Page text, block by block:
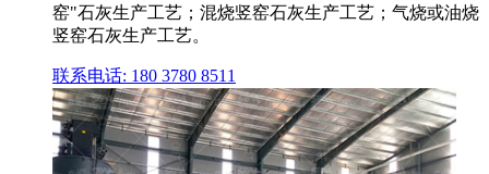
窑"石灰生产工艺；混烧竖窑石灰生产工艺；气烧或油烧
竖窑石灰生产工艺。
联系电话: 180 3780 8511